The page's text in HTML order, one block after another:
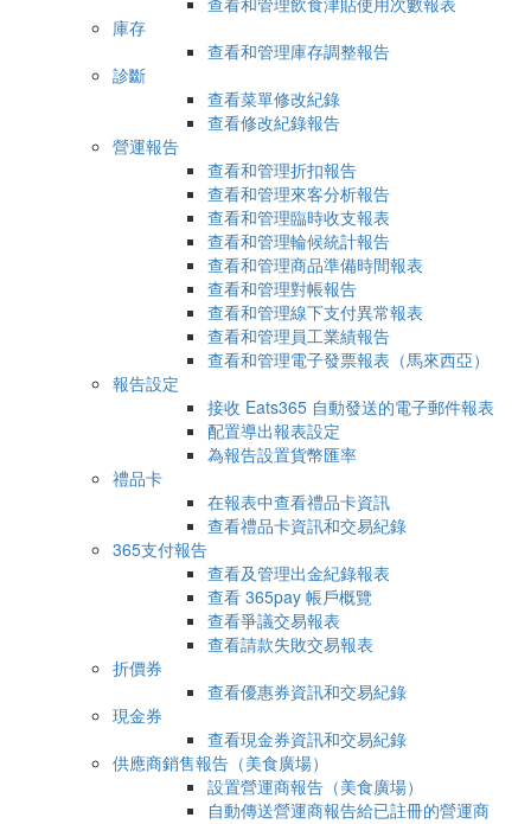
庫存
查看和管理庫存調整報告
診斷
查看菜單修改紀錄
查看修改紀錄報告
營運報告
查看和管理折扣報告
查看和管理來客分析報告
查看和管理臨時收支報表
查看和管理輪候統計報告
查看和管理商品準備時間報表
查看和管理對帳報告
查看和管理線下支付異常報表
查看和管理員工業績報告
查看和管理電子發票報表（馬來西亞）
報告設定
接收 Eats365 自動發送的電子郵件報表
配置導出報表設定
為報告設置貨幣匯率
禮品卡
在報表中查看禮品卡資訊
查看禮品卡資訊和交易紀錄
365支付報告
查看及管理出金紀錄報表
查看 365pay 帳戶概覽
查看爭議交易報表
查看請款失敗交易報表
折價券
查看優惠券資訊和交易紀錄
現金券
查看現金券資訊和交易紀錄
供應商銷售報告（美食廣場）
設置營運商報告（美食廣場）
自動傳送營運商報告給已註冊的營運商